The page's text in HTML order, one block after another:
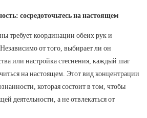
сосредоточьтесь на настоящем
требует координации обеих рук и
от того, выбирает ли он
или настройка стеснения, каждый шаг
на настоящем. Этот вид концентрации
которая состоит в том, чтобы
деятельности, а не отвлекаться от